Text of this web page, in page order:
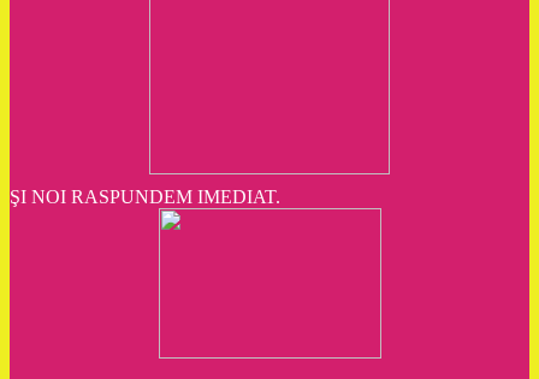
ŞI NOI RASPUNDEM IMEDIAT.